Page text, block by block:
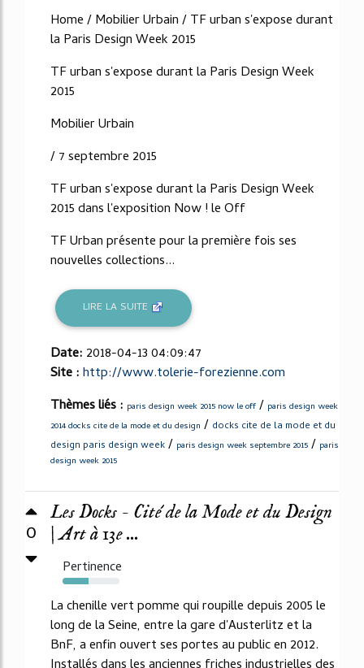
Home / Mobilier Urbain / TF urban s'expose durant
la Paris Design Week 2015
TF urban s'expose durant la Paris Design Week
2015
Mobilier Urbain
/ 7 septembre 2015
TF urban s'expose durant la Paris Design Week
2015 dans l'exposition Now ! le Off
TF Urban présente pour la première fois ses
nouvelles collections...
LIRE LA SUITE
Date: 2018-04-13 04:09:47
Site :http://www.tolerie-forezienne.com
Thèmes liés : paris design week 2015 now le off / paris design week
2014 docks cite de la mode et du design / docks cite de la mode et du
design paris design week / paris design week septembre 2015 / paris
design week 2015
0
Les Docks - Cité de la Mode et du Design
| Art à 13e ...
Pertinence
45%
La chenille vert pomme qui roupille depuis 2005 le
long de la Seine, entre la gare d'Austerlitz et la
BnF, a enfin ouvert ses portes au public en 2012.